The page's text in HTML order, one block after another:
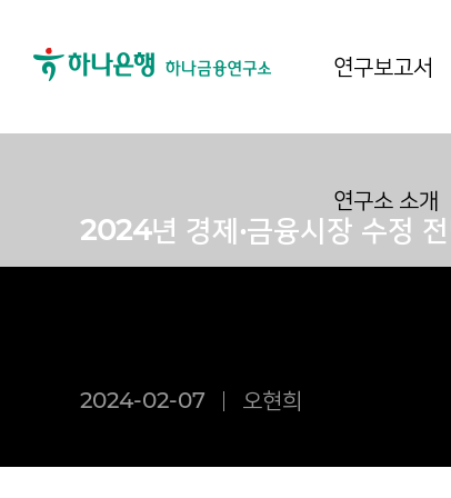
연구보고서
연구소 소개
2024년 경제·금융시장 수정
2024-02-07 오현희